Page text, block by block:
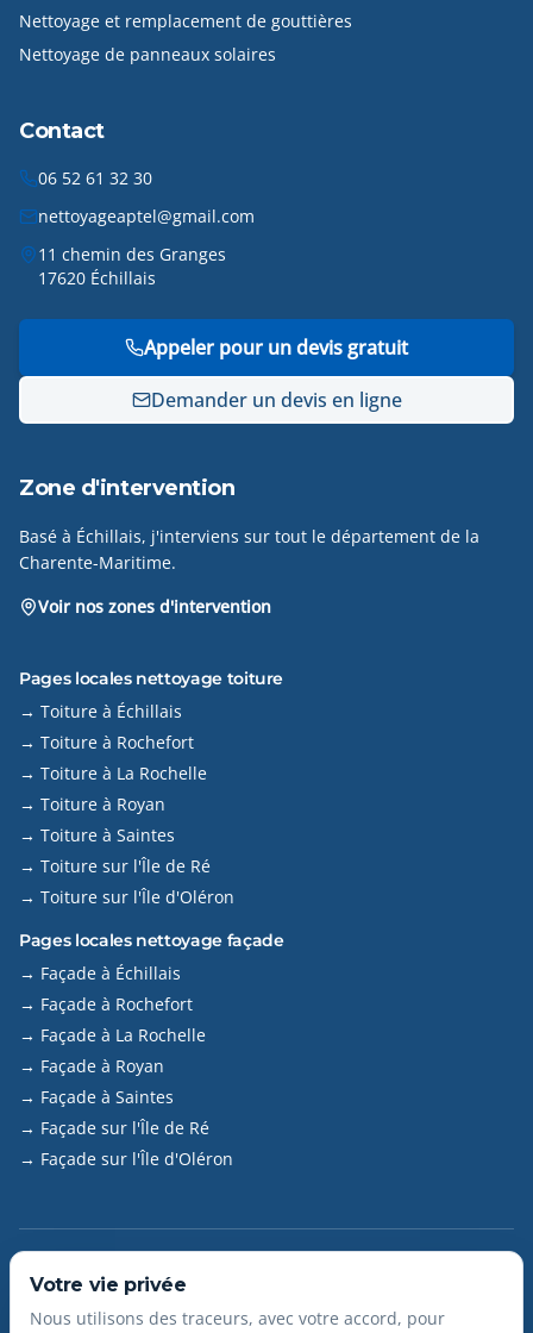
Nettoyage et remplacement de gouttières
Nettoyage de panneaux solaires
Contact
06 52 61 32 30
nettoyageaptel@gmail.com
11 chemin des Granges
17620 Échillais
Appeler pour un devis gratuit
Demander un devis en ligne
Zone d'intervention
Basé à Échillais, j'interviens sur tout le département de la
Charente-Maritime.
Voir nos zones d'intervention
Pages locales nettoyage toiture
→ Toiture à Échillais
→ Toiture à Rochefort
→ Toiture à La Rochelle
→ Toiture à Royan
→ Toiture à Saintes
→ Toiture sur l'Île de Ré
→ Toiture sur l'Île d'Oléron
Pages locales nettoyage façade
→ Façade à Échillais
→ Façade à Rochefort
→ Façade à La Rochelle
→ Façade à Royan
→ Façade à Saintes
→ Façade sur l'Île de Ré
→ Façade sur l'Île d'Oléron
©2026Nettoyage APTEL – Hendrix Aptel. Tous droits
SIRET : 84031689700015
Votre vie privée
Nous utilisons des traceurs, avec votre accord, pour